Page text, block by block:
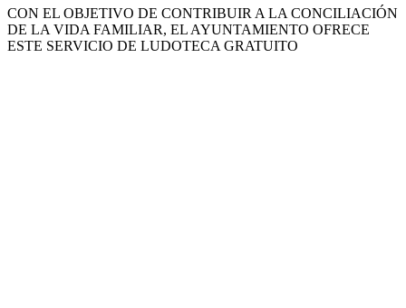
CON EL OBJETIVO DE CONTRIBUIR A LA CONCILIACIÓN
DE LA VIDA FAMILIAR, EL AYUNTAMIENTO OFRECE
ESTE SERVICIO DE LUDOTECA GRATUITO